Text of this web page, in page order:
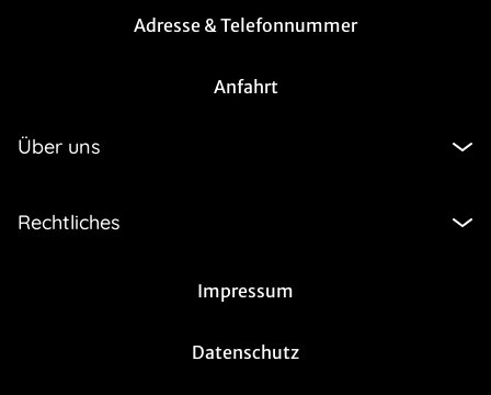
Adresse & Telefonnummer
Anfahrt
Über uns
Rechtliches
Impressum
Datenschutz